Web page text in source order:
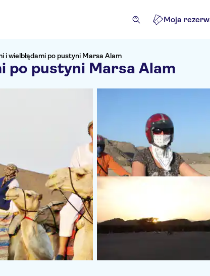
Moja
i wielbłądami po pustyni Marsa Alam
po pustyni Marsa Alam